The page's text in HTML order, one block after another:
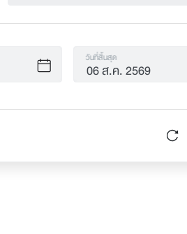
วันที่สิ้นสุด